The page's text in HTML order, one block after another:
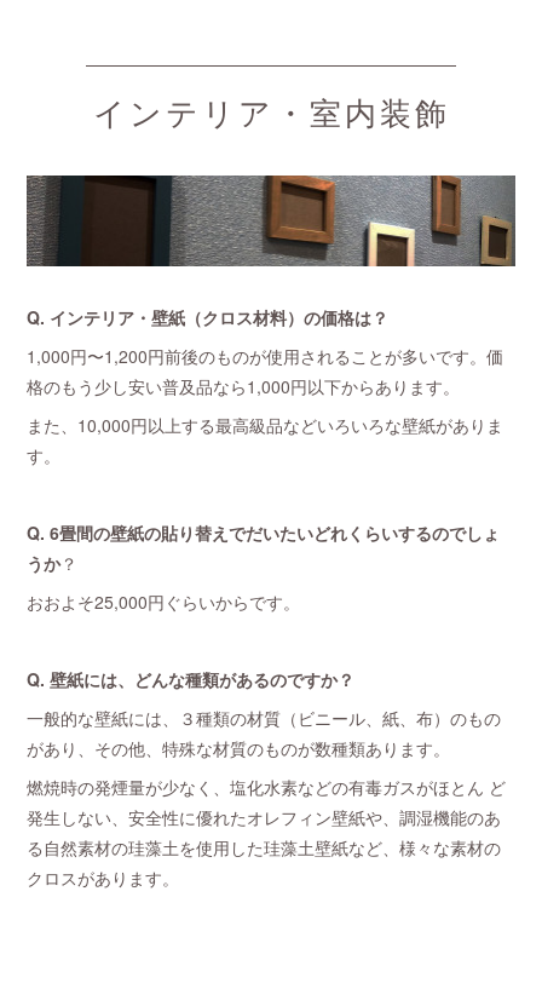
インテリア・室内装飾
Q. インテリア・壁紙（クロス材料）の価格は？
1,000円〜1,200円前後のものが使用されることが多いです。価
格のもう少し安い普及品なら1,000円以下からあります。
また、10,000円以上する最高級品などいろいろな壁紙がありま
す。
Q. 6畳間の壁紙の貼り替えでだいたいどれくらいするのでしょ
うか？
おおよそ25,000円ぐらいからです。
Q. 壁紙には、どんな種類があるのですか？
一般的な壁紙には、３種類の材質（ビニール、紙、布）のもの
があり、その他、特殊な材質のものが数種類あります。
燃焼時の発煙量が少なく、塩化水素などの有毒ガスがほとん ど
発生しない、安全性に優れたオレフィン壁紙や、調湿機能のあ
る自然素材の珪藻土を使用した珪藻土壁紙など、様々な素材の
クロスがあります。